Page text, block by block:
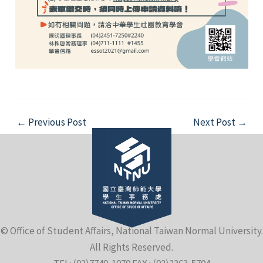
Post
navigation
← Previous Post Next Post →
© Office of Student Affairs, National Taiwan Normal University.
All Rights Reserved.